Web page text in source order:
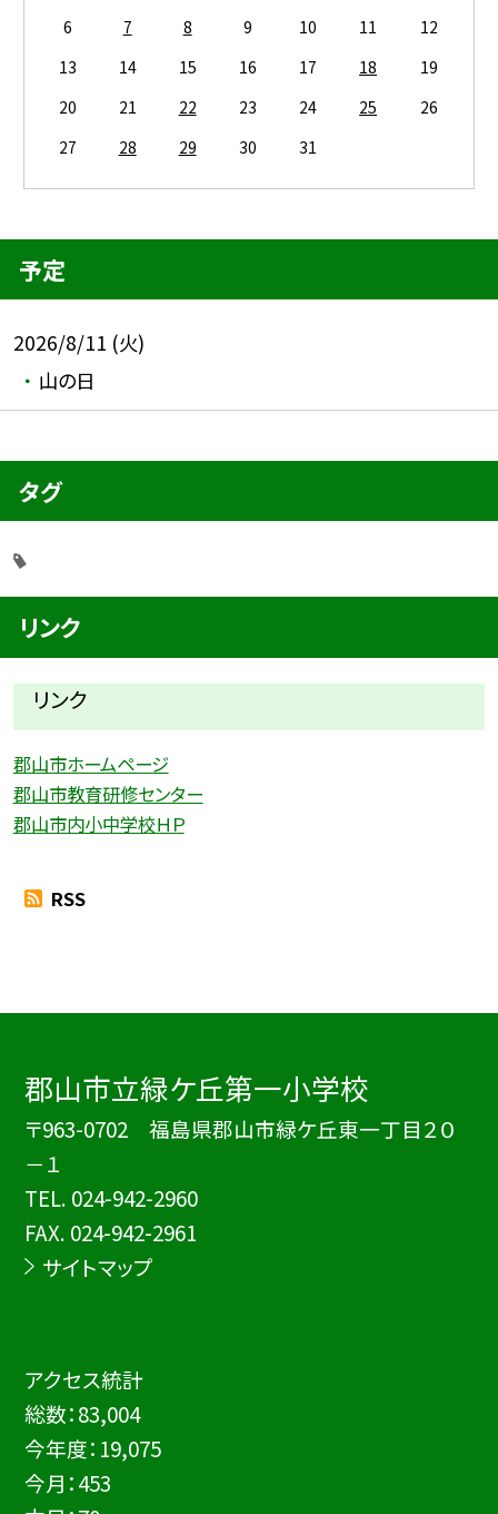
6
7 8 9 10 11
12
13
14 15 16 17 18
19
20
21 22 23 24 25
26
27
28 29 30 31
予定
2026/8/11 (火)
山の日
タグ
リンク
リンク
郡山市ホームページ
郡山市教育研修センター
郡山市内小中学校ＨＰ
RSS
郡山市立緑ケ丘第一小学校
〒963-0702 福島県郡山市緑ケ丘東一丁目２０
－１
TEL. 024-942-2960
FAX. 024-942-2961
サイトマップ
アクセス統計
総数：83,004
今年度： 19,075
今月：453